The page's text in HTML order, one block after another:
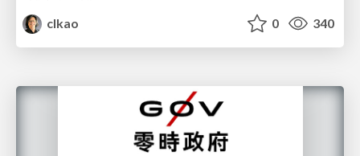
clkao
0 340